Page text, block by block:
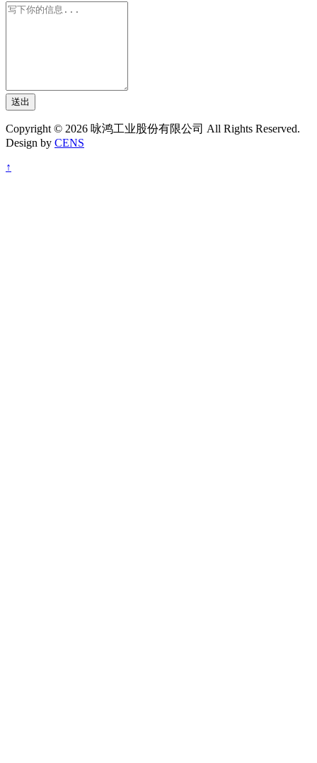
送出
Copyright © 2026 咏鸿工业股份有限公司 All Rights Reserved.
Design by CENS
↑